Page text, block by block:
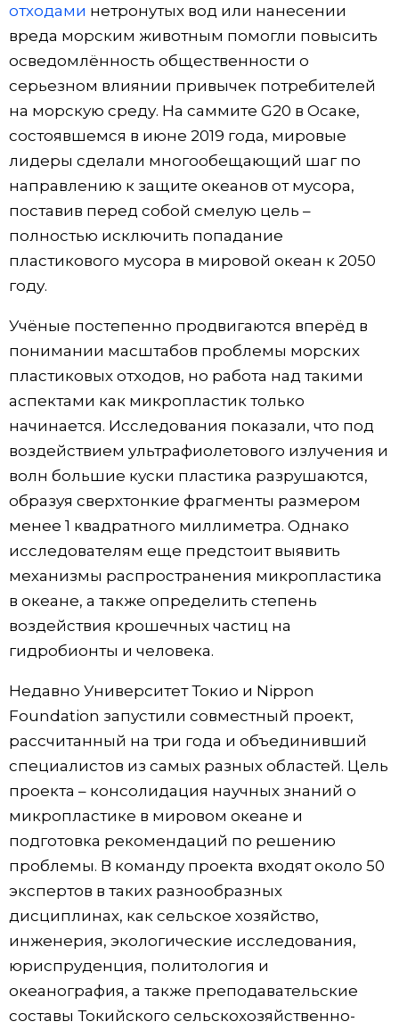
От редакции
отходами нетронутых вод или нанесении
вреда морским животным помогли повысить
осведомлённость общественности о
серьезном влиянии привычек потребителей
на морскую среду. На саммите G20 в Осаке,
состоявшемся в июне 2019 года, мировые
лидеры сделали многообещающий шаг по
направлению к защите океанов от мусора,
поставив перед собой смелую цель –
полностью исключить попадание
пластикового мусора в мировой океан к 2050
году.
Учёные постепенно продвигаются вперёд в
понимании масштабов проблемы морских
пластиковых отходов, но работа над такими
аспектами как микропластик только
начинается. Исследования показали, что под
воздействием ультрафиолетового излучения и
волн большие куски пластика разрушаются,
образуя сверхтонкие фрагменты размером
менее 1 квадратного миллиметра. Однако
исследователям еще предстоит выявить
механизмы распространения микропластика
в океане, а также определить степень
воздействия крошечных частиц на
гидробионты и человека.
Недавно Университет Токио и Nippon
Foundation запустили совместный проект,
рассчитанный на три года и объединивший
специалистов из самых разных областей. Цель
проекта – консолидация научных знаний о
микропластике в мировом океане и
подготовка рекомендаций по решению
проблемы. В команду проекта входят около 50
экспертов в таких разнообразных
дисциплинах, как сельское хозяйство,
инженерия, экологические исследования,
юриспруденция, политология и
океанография, а также преподавательские
составы Токийского сельскохозяйственно-